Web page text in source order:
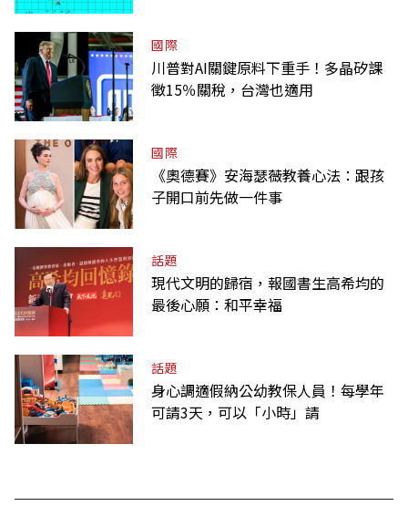
國際
川普對AI關鍵原料下重手！多晶矽課
徵15％關稅，台灣也適用
國際
《奧德賽》安海瑟薇教養心法：跟孩
子開口前先做一件事
話題
現代文明的歸宿，報國書生高希均的
最後心願：和平幸福
話題
身心調適假納公幼教保人員！每學年
可請3天，可以「小時」請